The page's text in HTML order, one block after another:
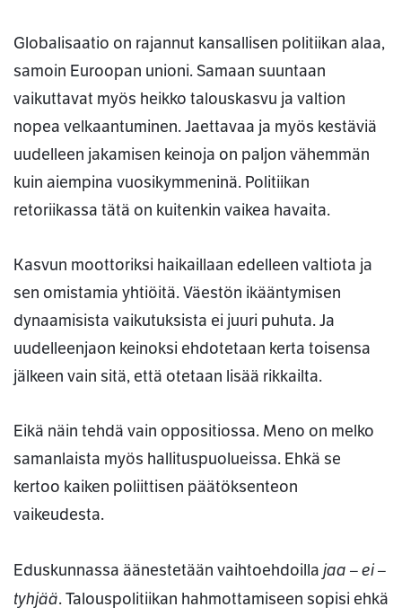
Globalisaatio on rajannut kansallisen politiikan alaa,
samoin Euroopan unioni. Samaan suuntaan
vaikuttavat myös heikko talouskasvu ja valtion
nopea velkaantuminen. Jaettavaa ja myös kestäviä
uudelleen jakamisen keinoja on paljon vähemmän
kuin aiempina vuosikymmeninä. Politiikan
retoriikassa tätä on kuitenkin vaikea havaita.
Kasvun moottoriksi haikaillaan edelleen valtiota ja
sen omistamia yhtiöitä. Väestön ikääntymisen
dynaamisista vaikutuksista ei juuri puhuta. Ja
uudelleenjaon keinoksi ehdotetaan kerta toisensa
jälkeen vain sitä, että otetaan lisää rikkailta.
Eikä näin tehdä vain oppositiossa. Meno on melko
samanlaista myös hallituspuolueissa. Ehkä se
kertoo kaiken poliittisen päätöksenteon
vaikeudesta.
Eduskunnassa äänestetään vaihtoehdoilla jaa – ei –
tyhjää. Talouspolitiikan hahmottamiseen sopisi ehkä